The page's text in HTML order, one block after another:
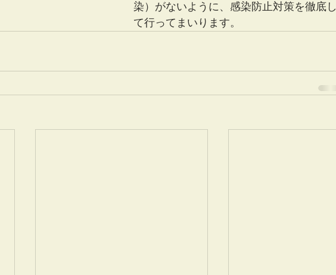
染）がないように、感染防止対策を徹底し
て行ってまいります。